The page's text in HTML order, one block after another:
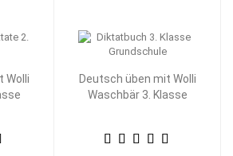
Wolli
Deutsch üben mit Wolli
Waschbär 3. Klasse